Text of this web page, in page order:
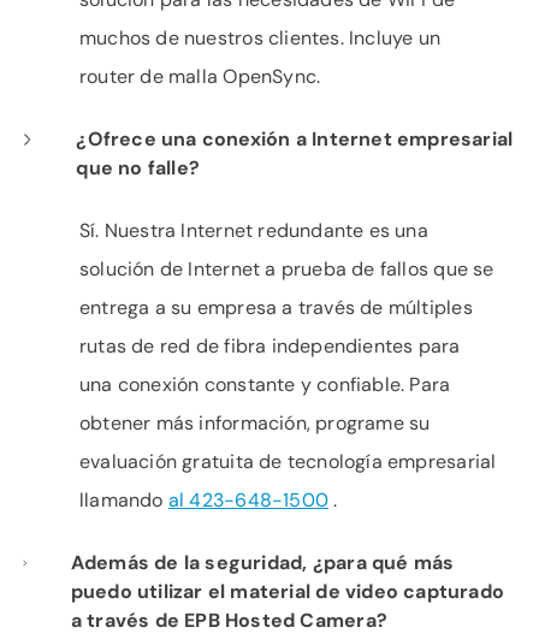
muchos de nuestros clientes. Incluye un
router de malla OpenSync.
¿Ofrece una conexión a Internet empresarial
que no falle?
Sí. Nuestra Internet redundante es una
solución de Internet a prueba de fallos que se
entrega a su empresa a través de múltiples
rutas de red de fibra independientes para
una conexión constante y confiable. Para
obtener más información, programe su
evaluación gratuita de tecnología empresarial
llamando al 423-648-1500.
Además de la seguridad, ¿para qué más
puedo utilizar el material de video capturado
a través de EPB Hosted Camera?